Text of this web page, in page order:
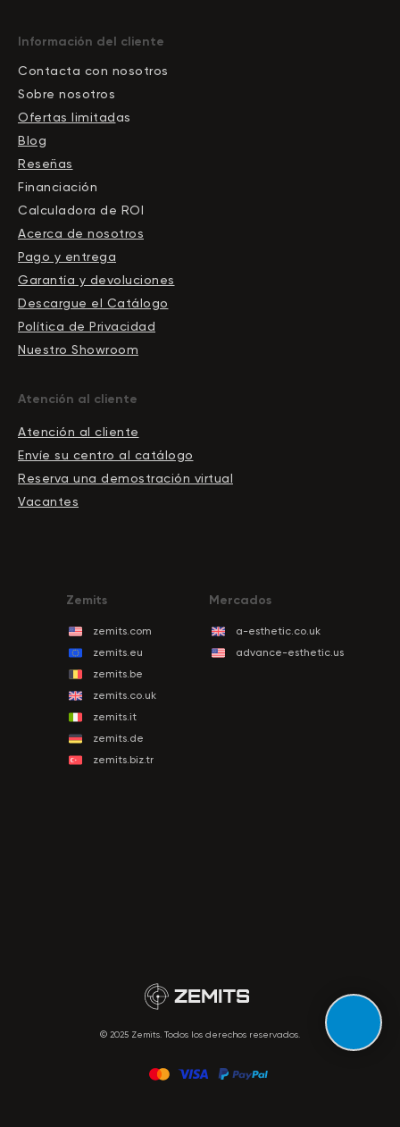
Información del cliente
Contacta con nosotros
Sobre nosotros
Ofertas limitadas
Blog
Reseñas
Financiación
Calculadora de ROI
Acerca de nosotros
Pago y entrega
Garantía y devoluciones
Descargue el Сatálogo
Política de Privacidad
Nuestro Showroom
Atención al cliente
Atención al cliente
Envíe su centro al catálogo
Reserva una demostración virtual
Vacantes
zemits.com
zemits.eu
zemits.be
zemits.co.uk
zemits.it
zemits.de
zemits.biz.tr
Zemits
a-esthetic.co.uk
advance-esthetic.us
Mercados
© 2025 Zemits. Todos los derechos reservados.